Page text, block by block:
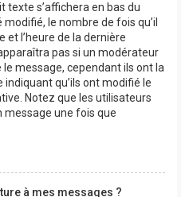
texte s’affichera en bas du
le nombre de fois qu’il
et l’heure de la dernière
pas si un modérateur
message, cependant ils ont la
qu’ils ont modifié le
Notez que les utilisateurs
message une fois que
à mes messages ?